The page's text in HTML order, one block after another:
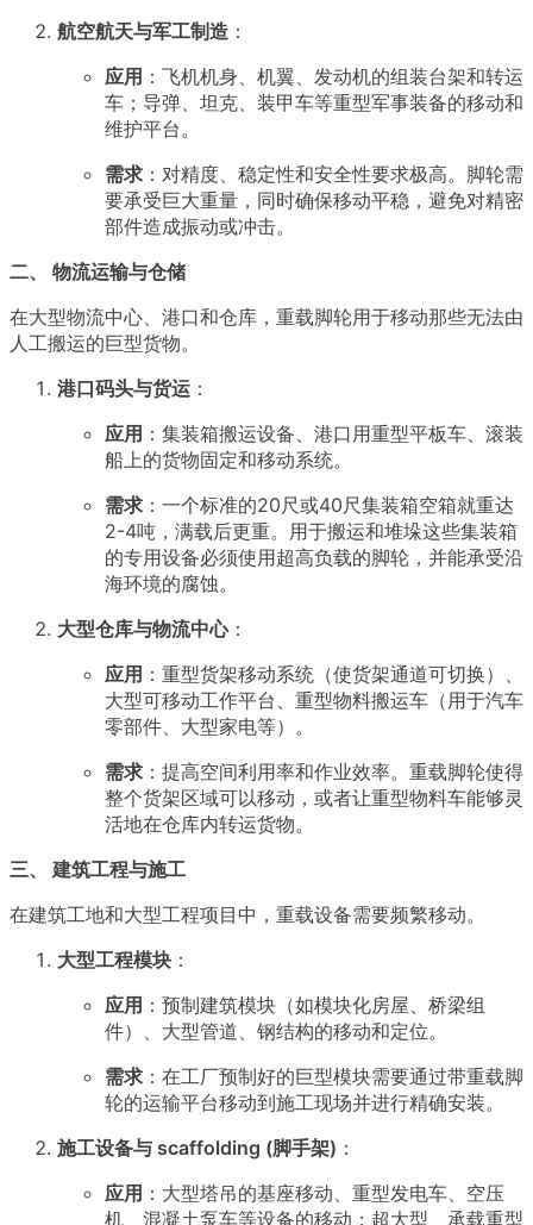
航空航天与军工制造 ：
应用 ：飞机机身、机翼、发动机的组装台架和转运
车；导弹、坦克、装甲车等重型军事装备的移动和
维护平台。
需求 ：对精度、稳定性和安全性要求极高。脚轮需
要承受巨大重量，同时确保移动平稳，避免对精密
部件造成振动或冲击。
二、 物流运输与仓储
在大型物流中心、港口和仓库，重载脚轮用于移动那些无法由
人工搬运的巨型货物。
港口码头与货运 ：
应用 ：集装箱搬运设备、港口用重型平板车、滚装
船上的货物固定和移动系统。
需求 ：一个标准的20尺或40尺集装箱空箱就重达
2-4吨，满载后更重。用于搬运和堆垛这些集装箱
的专用设备必须使用超高负载的脚轮，并能承受沿
海环境的腐蚀。
大型仓库与物流中心：
应用 ：重型货架移动系统（使货架通道可切换）、
大型可移动工作平台、重型物料搬运车（用于汽车
零部件、大型家电等）。
需求 ：提高空间利用率和作业效率。重载脚轮使得
整个货架区域可以移动，或者让重型物料车能够灵
活地在仓库内转运货物。
三、 建筑工程与施工
在建筑工地和大型工程项目中，重载设备需要频繁移动。
大型工程模块 ：
应用 ：预制建筑模块（如模块化房屋、桥梁组
件）、大型管道、钢结构的移动和定位。
需求 ：在工厂预制好的巨型模块需要通过带重载脚
轮的运输平台移动到施工现场并进行精确安装。
施工设备与 scaffolding (脚手架) ：
应用 ：大型塔吊的基座移动、重型发电车、空压
机、混凝土泵车等设备的移动；超大型、承载重型